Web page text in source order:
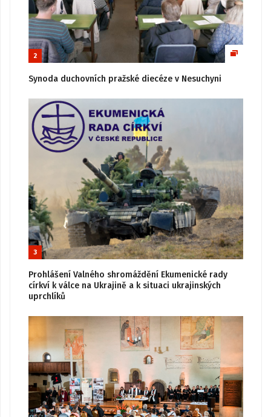
2
Synoda duchovních pražské diecéze v Nesuchyni
3
Prohlášení Valného shromáždění Ekumenické rady
církví k válce na Ukrajině a k situaci ukrajinských
uprchlíků